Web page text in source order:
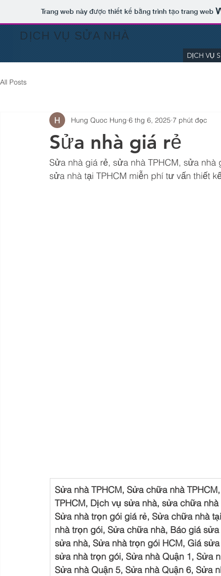
Trang web này được thiết kế bằng trình tạo trang web
DỊCH VỤ SỬA NHÀ
DỊCH VỤ
All Posts
Sửa nhà giá rẻ
Hung Quoc Hung 6 thg 6, 2025 7 phút đọc
Sửa nhà giá rẻ, sửa nhà TPHCM, sửa
sửa nhà tại TPHCM miễn phí tư vấn thiết
Sửa nhà TPHCM, Sửa chữa nhà
TPHCM, Dịch vụ sửa nhà, sửa chữa
Sửa nhà trọn gói giá rẻ, Sửa chữa nhà
nhà trọn gói, Sửa chữa nhà, Báo giá
sửa nhà, Sửa nhà trọn gói HCM, Giá
sửa nhà trọn gói, Sửa nhà Quận 1, Sửa
Sửa nhà Quận 5, Sửa nhà Quận 6, Sửa